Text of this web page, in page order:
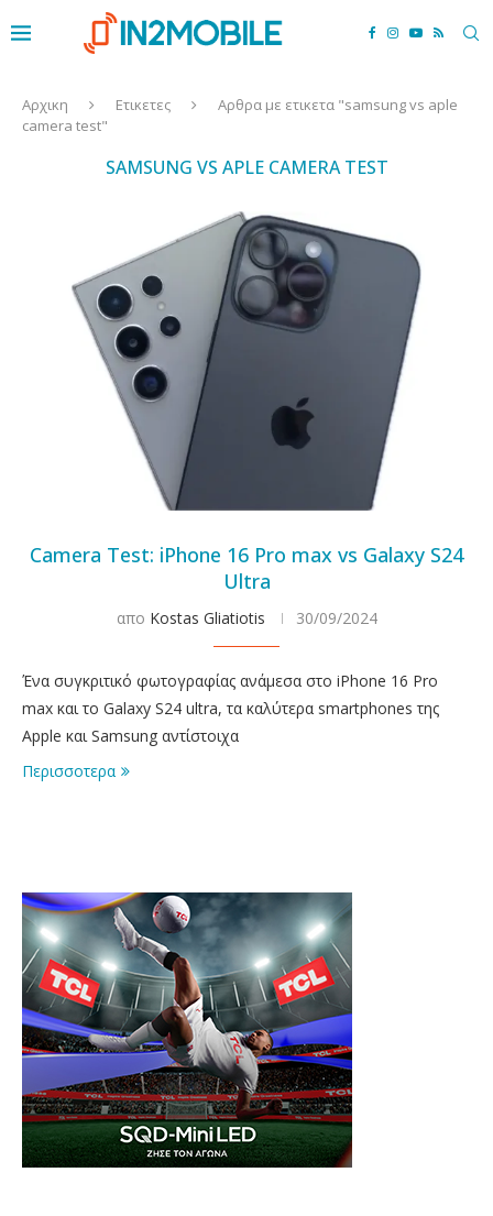
Αρχικη Ετικετες
Αρθρα με ετικετα "samsung vs aple
camera test"
SAMSUNG VS APLE CAMERA TEST
Camera Test: iPhone 16 Pro max vs Galaxy S24
Ultra
απο Kostas Gliatiotis 30/09/2024
Ένα συγκριτικό φωτογραφίας ανάμεσα στο iPhone 16 Pro
max και το Galaxy S24 ultra, τα καλύτερα smartphones της
Apple και Samsung αντίστοιχα
Περισσοτερα